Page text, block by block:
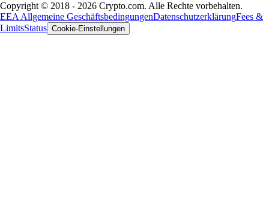
Copyright © 2018 - 2026 Crypto.com. Alle Rechte vorbehalten.
EEA Allgemeine GeschäftsbedingungenDatenschutzerklärungFees &
LimitsStatus Cookie-Einstellungen